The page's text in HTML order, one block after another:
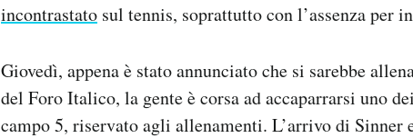
incontrastato sul tennis, soprattutto con l’assenza per
Giovedì, appena è stato annunciato che si sarebbe
del Foro Italico, la gente è corsa ad accaparrarsi uno
campo 5, riservato agli allenamenti. L’arrivo di Sinner